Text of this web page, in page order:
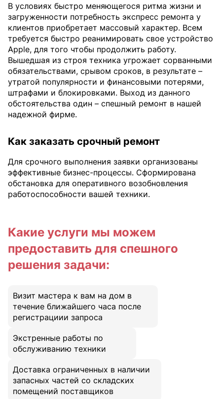
В условиях быстро меняющегося ритма жизни и
загруженности потребность экспресс ремонта у
клиентов приобретает массовый характер. Всем
требуется быстро реанимировать свое устройство
Apple, для того чтобы продолжить работу.
Вышедшая из строя техника угрожает сорванными
обязательствами, срывом сроков, в результате –
утратой популярности и финансовыми потерями,
штрафами и блокировками. Выход из данного
обстоятельства один – спешный ремонт в нашей
надежной фирме.
Как заказать срочный ремонт
Для срочного выполнения заявки организованы
эффективные бизнес-процессы. Сформирована
обстановка для оперативного возобновления
работоспособности вашей техники.
Какие услуги мы можем
предоставить для спешного
решения задачи:
Визит мастера к вам на дом в
течение ближайшего часа после
регистрациии запроса
Экстренные работы по
обслуживанию техники
Доставка ограниченных в наличии
запасных частей со складских
помещений поставщиков